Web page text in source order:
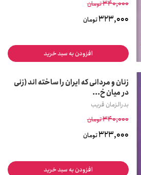
340,000تومان
323,000تومان
افزودن به سبد خرید
زنان و مردانی که ایران را ساخته اند (زنی
در میان خ...
بدرالزمان قریب
340,000تومان
323,000تومان
افزودن به سبد خرید